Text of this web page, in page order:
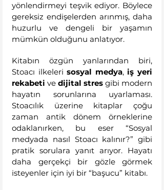
yönlendirmeyi teşvik ediyor. Böylece
gereksiz endişelerden arınmış, daha
huzurlu ve dengeli bir yaşamın
mümkün olduğunu anlatıyor.
Kitabın özgün yanlarından biri,
Stoacı ilkeleri sosyal medya, iş yeri
rekabeti ve dijital stres gibi modern
hayatın sorunlarına uyarlaması.
Stoacılık üzerine kitaplar çoğu
zaman antik dönem örneklerine
odaklanırken, bu eser “Sosyal
medyada nasıl Stoacı kalınır?” gibi
pratik sorulara yanıt arıyor. Hayatı
daha gerçekçi bir gözle görmek
isteyenler için iyi bir “başucu” kitabı.